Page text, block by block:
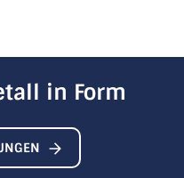
in Form